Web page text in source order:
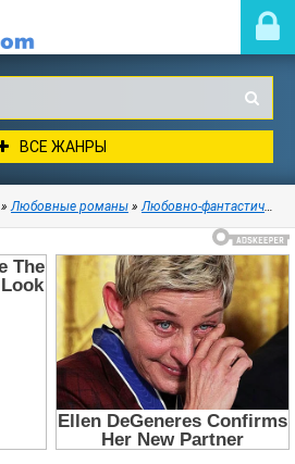
ВСЕ ЖАНРЫ
»Любовные романы »Любовно-фантастические романы